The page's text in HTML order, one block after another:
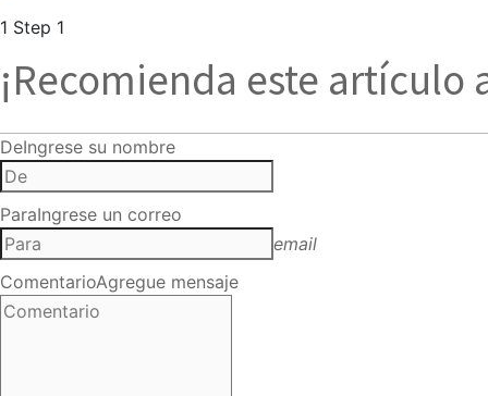
1 Step 1
¡Recomienda este artículo
DeIngrese su nombre
ParaIngrese un correo
email
ComentarioAgregue mensaje